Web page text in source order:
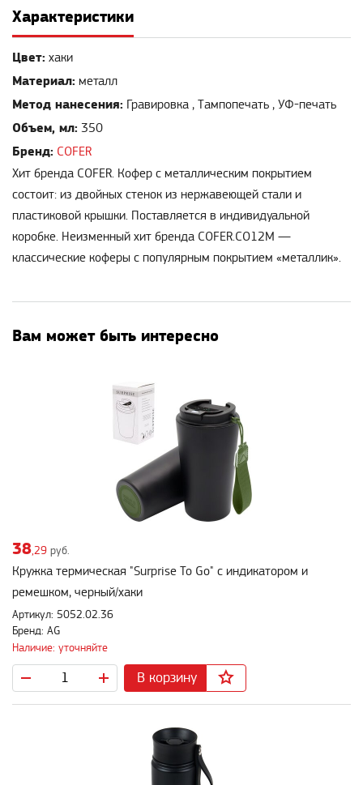
Характеристики
Цвет: хаки
Материал: металл
Метод нанесения: Гравировка , Тампопечать , УФ-печать
Объем, мл: 350
Бренд: COFER
Хит бренда COFER. Кофер с металлическим покрытием
состоит: из двойных стенок из нержавеющей стали и
пластиковой крышки. Поставляется в индивидуальной
коробке. Неизменный хит бренда COFER.СО12M —
классические коферы с популярным покрытием «металлик».
Вам может быть интересно
38,29 руб.
Кружка термическая "Surprise To Go" с индикатором и
ремешком, черный/хаки
Артикул: 5052.02.36
Бренд: AG
Наличие: уточняйте
В корзину